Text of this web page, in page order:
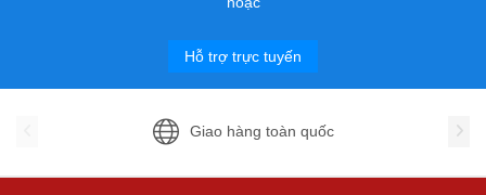
Hỗ trợ trực tuyến
Giao hàng toàn quốc